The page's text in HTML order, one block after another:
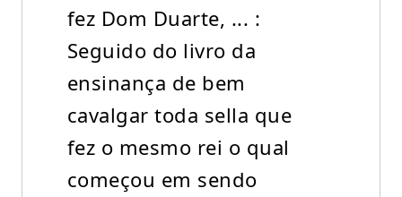
fez Dom Duarte, ... :
Seguido do livro da
ensinança de bem
cavalgar toda sella que
fez o mesmo rei o qual
começou em sendo